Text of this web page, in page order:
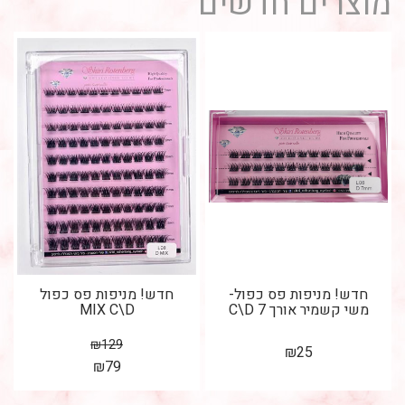
חדש! מניפות פס כפול-
משי קשמיר אורך 7 C\D
₪25
חדש! מניפות פס כפול
MIX C\D
₪129
₪79